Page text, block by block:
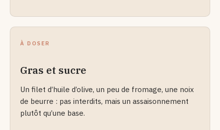
À DOSER
Gras et sucre
Un filet d’huile d’olive, un peu de fromage, une noix
de beurre : pas interdits, mais un assaisonnement
plutôt qu’une base.